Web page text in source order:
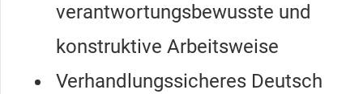
verantwortungsbewusste und
konstruktive Arbeitsweise
Verhandlungssicheres Deutsch